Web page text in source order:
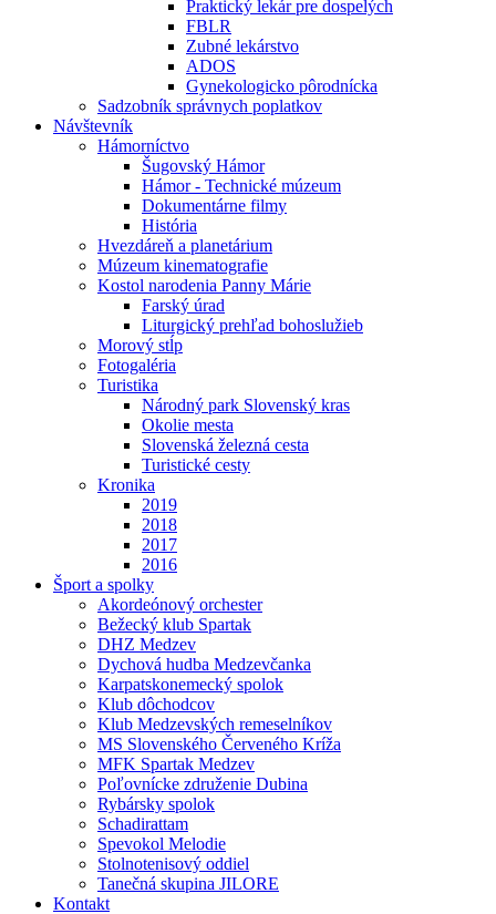
Praktický lekár pre dospelých
FBLR
Zubné lekárstvo
ADOS
Gynekologicko pôrodnícka
Sadzobník správnych poplatkov
Návštevník
Hámorníctvo
Šugovský Hámor
Hámor - Technické múzeum
Dokumentárne filmy
História
Hvezdáreň a planetárium
Múzeum kinematografie
Kostol narodenia Panny Márie
Farský úrad
Liturgický prehľad bohoslužieb
Morový stĺp
Fotogaléria
Turistika
Národný park Slovenský kras
Okolie mesta
Slovenská železná cesta
Turistické cesty
Kronika
2019
2018
2017
2016
Šport a spolky
Akordeónový orchester
Bežecký klub Spartak
DHZ Medzev
Dychová hudba Medzevčanka
Karpatskonemecký spolok
Klub dôchodcov
Klub Medzevských remeselníkov
MS Slovenského Červeného Kríža
MFK Spartak Medzev
Poľovnícke združenie Dubina
Rybársky spolok
Schadirattam
Spevokol Melodie
Stolnotenisový oddiel
Tanečná skupina JILORE
Kontakt